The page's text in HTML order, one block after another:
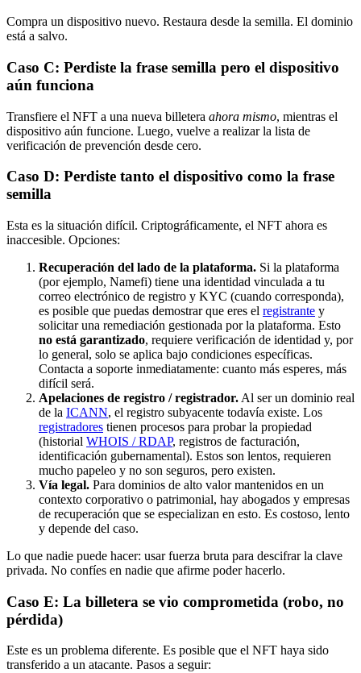
Compra un dispositivo nuevo. Restaura desde la semilla. El dominio
está a salvo.
Caso C: Perdiste la frase semilla pero el dispositivo
aún funciona
Transfiere el NFT a una nueva billetera ahora mismo, mientras el
dispositivo aún funcione. Luego, vuelve a realizar la lista de
verificación de prevención desde cero.
Caso D: Perdiste tanto el dispositivo como la frase
semilla
Esta es la situación difícil. Criptográficamente, el NFT ahora es
inaccesible. Opciones:
Recuperación del lado de la plataforma. Si la plataforma
(por ejemplo, Namefi) tiene una identidad vinculada a tu
correo electrónico de registro y KYC (cuando corresponda),
es posible que puedas demostrar que eres el registrante y
solicitar una remediación gestionada por la plataforma. Esto
no está garantizado, requiere verificación de identidad y, por
lo general, solo se aplica bajo condiciones específicas.
Contacta a soporte inmediatamente: cuanto más esperes, más
difícil será.
Apelaciones de registro / registrador. Al ser un dominio real
de la ICANN, el registro subyacente todavía existe. Los
registradores tienen procesos para probar la propiedad
(historial WHOIS / RDAP, registros de facturación,
identificación gubernamental). Estos son lentos, requieren
mucho papeleo y no son seguros, pero existen.
Vía legal. Para dominios de alto valor mantenidos en un
contexto corporativo o patrimonial, hay abogados y empresas
de recuperación que se especializan en esto. Es costoso, lento
y depende del caso.
Lo que nadie puede hacer: usar fuerza bruta para descifrar la clave
privada. No confíes en nadie que afirme poder hacerlo.
Caso E: La billetera se vio comprometida (robo, no
pérdida)
Este es un problema diferente. Es posible que el NFT haya sido
transferido a un atacante. Pasos a seguir: